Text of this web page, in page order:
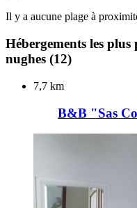
Il y a aucune plage à
Hébergements les
nughes (12)
7,7 km
B&B "Sas